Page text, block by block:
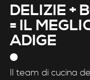
DELIZIE +
= IL
ADIGE
Il team di cucina